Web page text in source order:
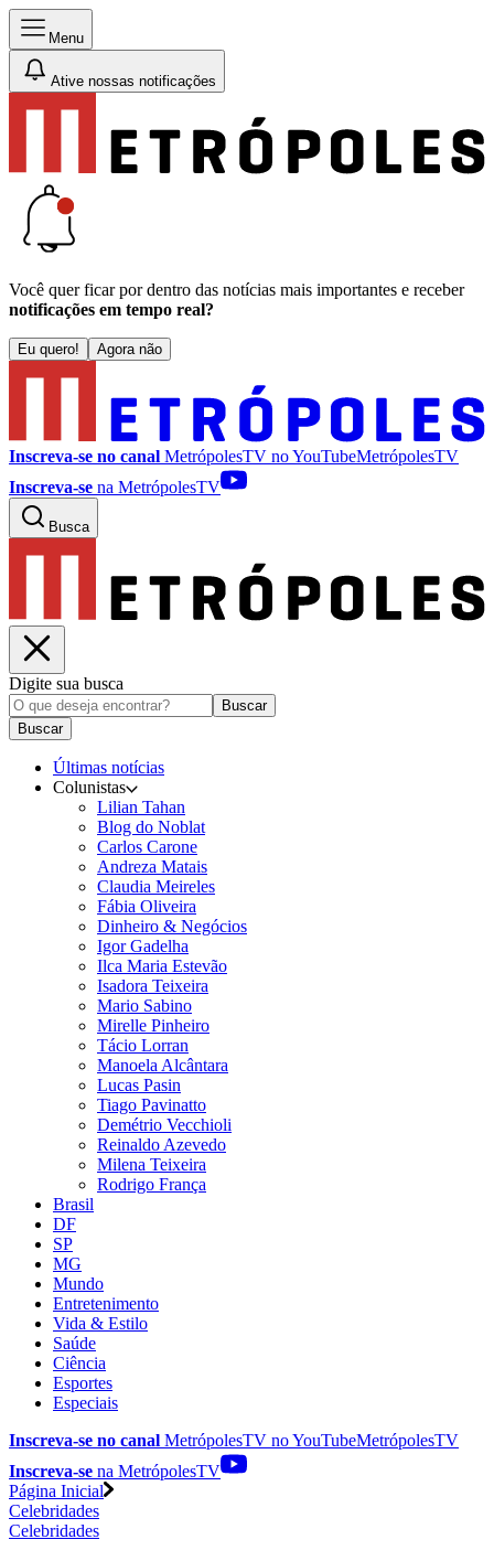
Menu
Ative nossas notificações
Você quer ficar por dentro das notícias mais importantes e receber
notificações em tempo real?
Eu quero! Agora não
Inscreva-se no canal MetrópolesTV noYouTubeMetrópolesTV
Inscreva-se na MetrópolesTV
Busca
Digite sua busca
Buscar
Buscar
Últimas notícias
Colunistas
Lilian Tahan
Blog do Noblat
Carlos Carone
Andreza Matais
Claudia Meireles
Fábia Oliveira
Dinheiro & Negócios
Igor Gadelha
Ilca Maria Estevão
Isadora Teixeira
Mario Sabino
Mirelle Pinheiro
Tácio Lorran
Manoela Alcântara
Lucas Pasin
Tiago Pavinatto
Demétrio Vecchioli
Reinaldo Azevedo
Milena Teixeira
Rodrigo França
Brasil
DF
SP
MG
Mundo
Entretenimento
Vida & Estilo
Saúde
Ciência
Esportes
Especiais
Inscreva-se no canal MetrópolesTV noYouTubeMetrópolesTV
Inscreva-se na MetrópolesTV
Página Inicial
Celebridades
Celebridades